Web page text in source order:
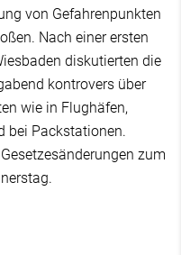
von Gefahrenpunkten
Nach einer ersten
diskutierten die
kontrovers über
wie in Flughäfen,
bei Packstationen.
zum